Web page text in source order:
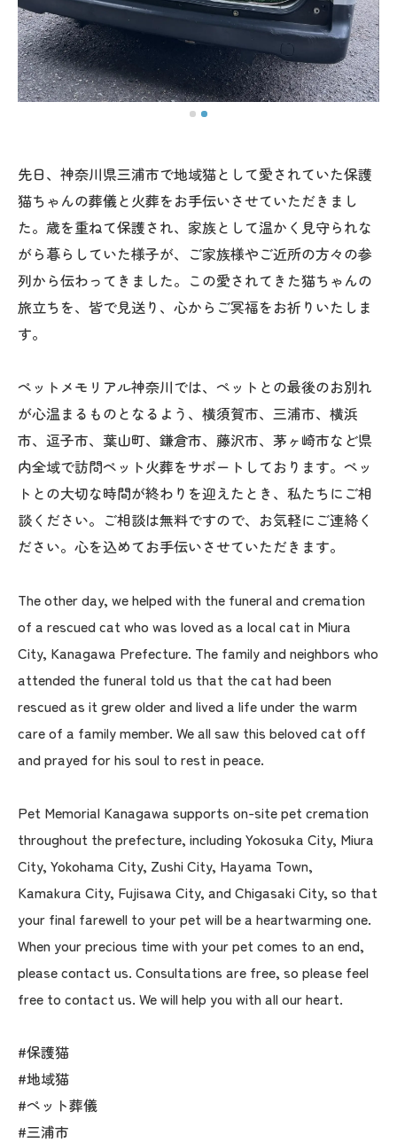
先日、神奈川県三浦市で地域猫として愛されていた保護
猫ちゃんの葬儀と火葬をお手伝いさせていただきまし
た。歳を重ねて保護され、家族として温かく見守られな
がら暮らしていた様子が、ご家族様やご近所の方々の参
列から伝わってきました。この愛されてきた猫ちゃんの
旅立ちを、皆で見送り、心からご冥福をお祈りいたしま
す。
ペットメモリアル神奈川では、ペットとの最後のお別れ
が心温まるものとなるよう、横須賀市、三浦市、横浜
市、逗子市、葉山町、鎌倉市、藤沢市、茅ヶ崎市など県
内全域で訪問ペット火葬をサポートしております。ペッ
トとの大切な時間が終わりを迎えたとき、私たちにご相
談ください。ご相談は無料ですので、お気軽にご連絡く
ださい。心を込めてお手伝いさせていただきます。
The other day, we helped with the funeral and cremation
of a rescued cat who was loved as a local cat in Miura
City, Kanagawa Prefecture. The family and neighbors who
attended the funeral told us that the cat had been
rescued as it grew older and lived a life under the warm
care of a family member. We all saw this beloved cat off
and prayed for his soul to rest in peace.
Pet Memorial Kanagawa supports on-site pet cremation
throughout the prefecture, including Yokosuka City, Miura
City, Yokohama City, Zushi City, Hayama Town,
Kamakura City, Fujisawa City, and Chigasaki City, so that
your final farewell to your pet will be a heartwarming one.
When your precious time with your pet comes to an end,
please contact us. Consultations are free, so please feel
free to contact us. We will help you with all our heart.
#保護猫
#地域猫
#ペット葬儀
#三浦市